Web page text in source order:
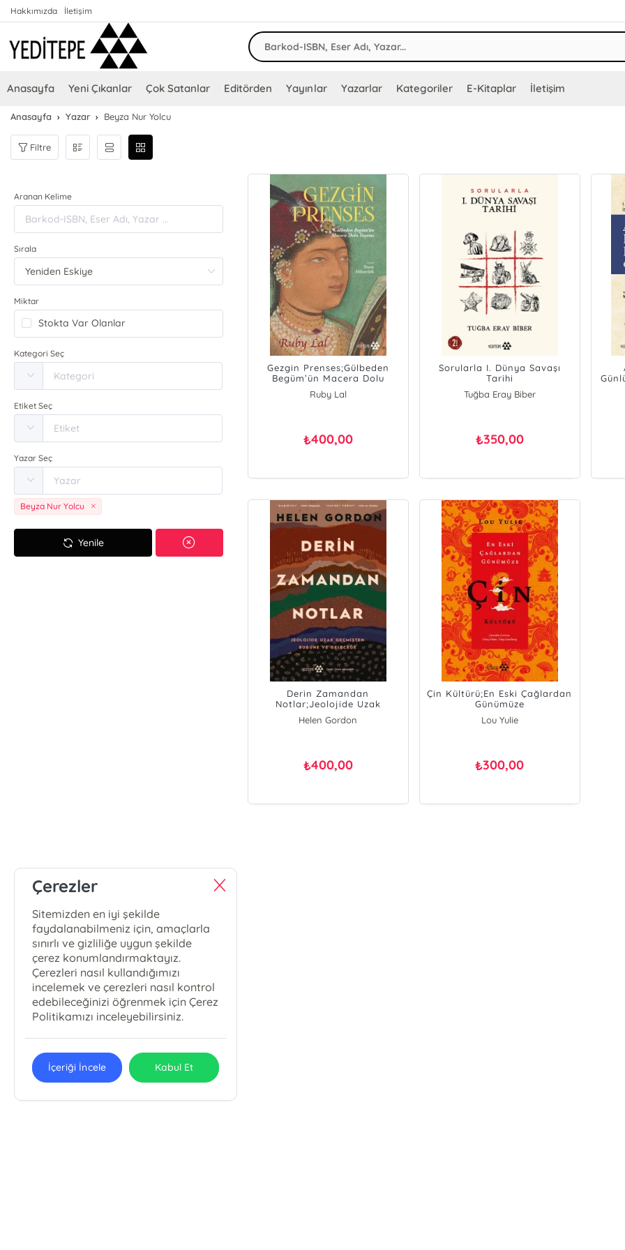
Hakkımızda İletişim
Anasayfa Yeni Çıkanlar Çok Satanlar Editörden Yayınlar Yazarlar Kategoriler E-Kitaplar İletişim
Anasayfa Yazar Beyza Nur Yolcu
Filtre
Aranan Kelime
Sırala
Miktar
Stokta Var Olanlar
Kategori Seç
Etiket Seç
Yazar Seç
Beyza Nur Yolcu
Yenile
Gezgin Prenses;Gülbeden
Begüm’ün Macera Dolu
Yaşamı
Ruby Lal
₺400,00
Sorularla I. Dünya Savaşı
Tarihi
Tuğba Eray Biber
₺350,00
Derin Zamandan
Notlar;Jeolojide Uzak
Geçmişten Bugüne Ve
Geleceğe
Helen Gordon
₺400,00
Çin Kültürü;En Eski Çağlardan
Günümüze
Lou Yulie
₺300,00
Çerezler
Sitemizden en iyi şekilde
faydalanabilmeniz için, amaçlarla
sınırlı ve gizliliğe uygun şekilde
çerez konumlandırmaktayız.
Çerezleri nasıl kullandığımızı
incelemek ve çerezleri nasıl kontrol
edebileceğinizi öğrenmek için Çerez
Politikamızı inceleyebilirsiniz.
İçeriği İncele Kabul Et